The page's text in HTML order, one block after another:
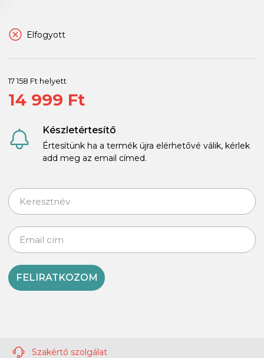
Elfogyott
17 158 Ft helyett
14 999 Ft
Készletértesítő
Értesítünk ha a termék újra elérhetővé válik, kérlek
add meg az email címed.
FELIRATKOZOM
Szakértő szolgálat